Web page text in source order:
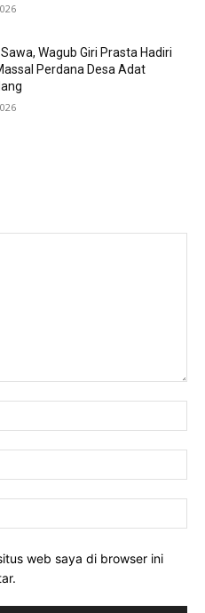
Wagub Giri Prasta Hadiri
Perdana Desa Adat
web saya di browser ini